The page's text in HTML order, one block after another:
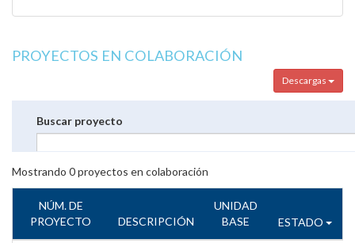
PROYECTOS EN COLABORACIÓN
Descargas
Buscar proyecto
Mostrando 0proyectos en colaboración
NÚM. DE
PROYECTO
DESCRIPCIÓN
UNIDAD
BASE
ESTADO